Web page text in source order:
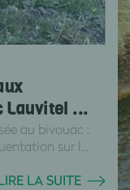
Lauvitel ...
au bivouac :
sur l...
LA SUITE